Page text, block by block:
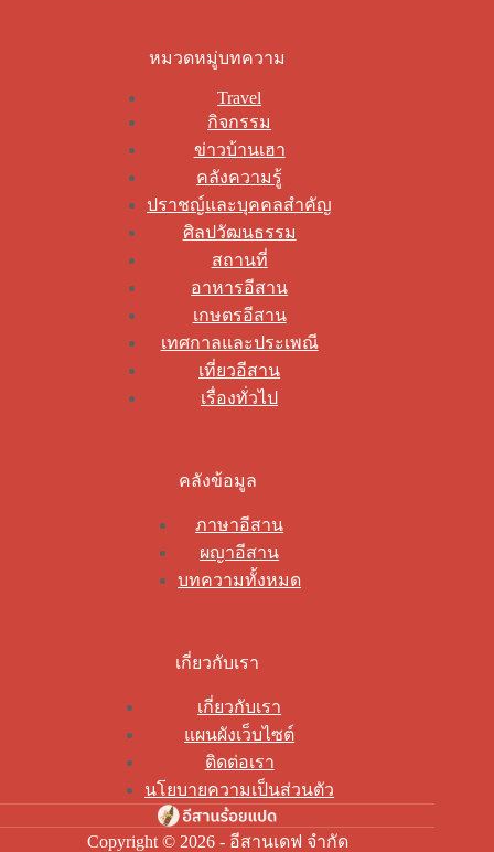
หมวดหมู่บทความ
Travel
กิจกรรม
ข่าวบ้านเฮา
คลังความรู้
ปราชญ์และบุคคลสำคัญ
ศิลปวัฒนธรรม
สถานที่
อาหารอีสาน
เกษตรอีสาน
เทศกาลและประเพณี
เที่ยวอีสาน
เรื่องทั่วไป
คลังข้อมูล
ภาษาอีสาน
ผญาอีสาน
บทความทั้งหมด
เกี่ยวกับเรา
เกี่ยวกับเรา
แผนผังเว็บไซต์
ติดต่อเรา
นโยบายความเป็นส่วนตัว
Copyright © 2026 - อีสานเดฟ จำกัด